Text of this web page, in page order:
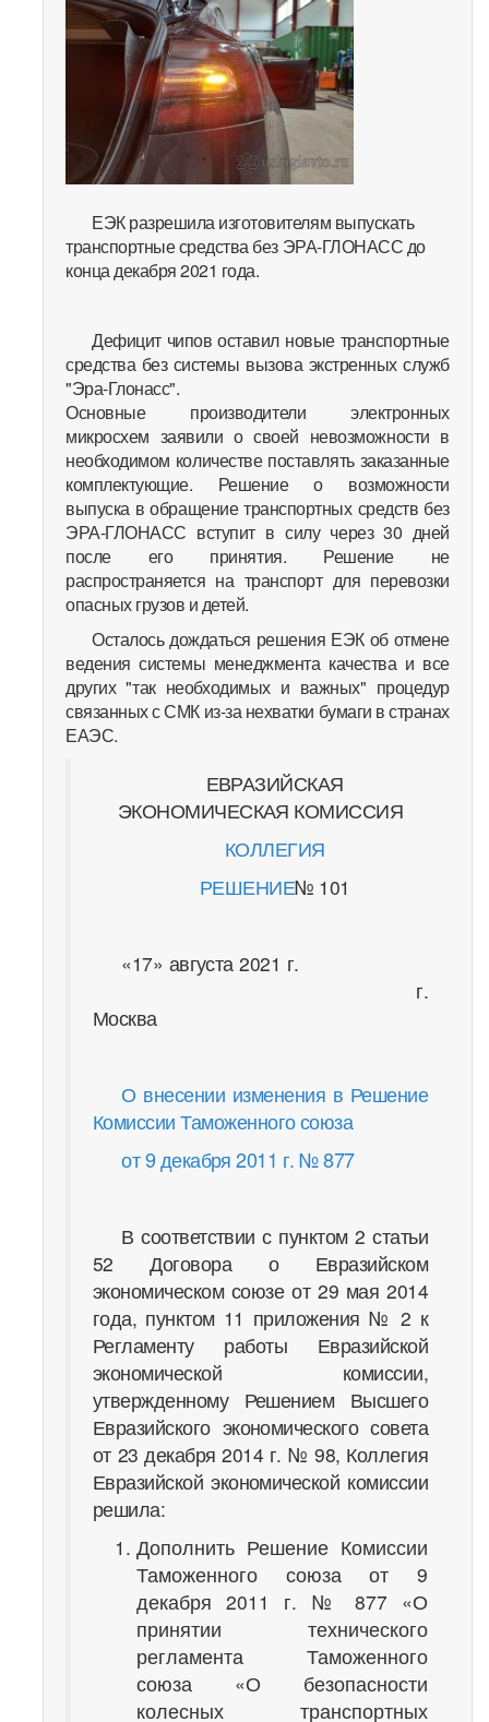
ЕЭК разрешила изготовителям выпускать
транспортные средства без ЭРА-ГЛОНАСС до
конца декабря 2021 года.
Дефицит чипов оставил новые транспортные
средства без системы вызова экстренных служб
"Эра-Глонасс".
Основные производители электронных
микросхем заявили о своей невозможности в
необходимом количестве поставлять заказанные
комплектующие. Решение о возможности
выпуска в обращение транспортных средств без
ЭРА-ГЛОНАСС вступит в силу через 30 дней
после его принятия. Решение не
распространяется на транспорт для перевозки
опасных грузов и детей.
Осталось дождаться решения ЕЭК об отмене
ведения системы менеджмента качества и все
других "так необходимых и важных" процедур
связанных с СМК из-за нехватки бумаги в странах
ЕАЭС.
ЕВРАЗИЙСКАЯ
ЭКОНОМИЧЕСКАЯ КОМИССИЯ
КОЛЛЕГИЯ
РЕШЕНИЕ№ 101
«17» августа 2021 г.
г.
Москва
О внесении изменения в Решение
Комиссии Таможенного союза
от 9 декабря 2011 г. № 877
В соответствии с пунктом 2 статьи
52 Договора о Евразийском
экономическом союзе от 29 мая 2014
года, пунктом 11 приложения № 2 к
Регламенту работы Евразийской
экономической комиссии,
утвержденному Решением Высшего
Евразийского экономического совета
от 23 декабря 2014 г. № 98, Коллегия
Евразийской экономической комиссии
решила:
Дополнить Решение Комиссии
Таможенного союза от 9
декабря 2011 г. № 877 «О
принятии технического
регламента Таможенного
союза «О безопасности
колесных транспортных